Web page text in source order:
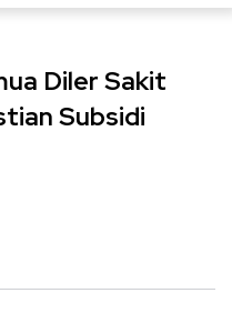
Diler Sakit
Subsidi